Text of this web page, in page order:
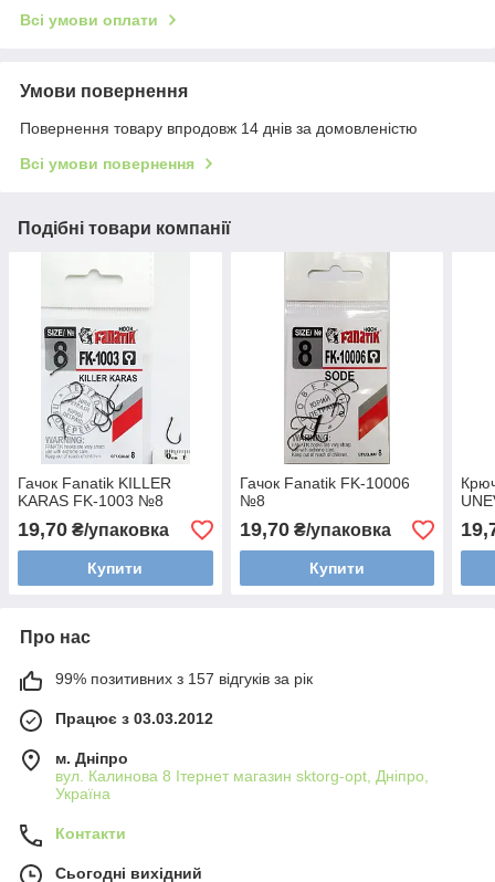
Всі умови оплати
Умови повернення
Повернення товару впродовж 14 днів за домовленістю
Всі умови повернення
Подібні товари компанії
Гачок Fanatik KILLER
KARAS FK-1003 №8
19,70 ₴/упаковка
Купити
Гачок Fanatik FK-10006
№8
19,70₴/упаковка
Купити
Про нас
99% позитивних з 157 відгуків за рік
Працює з 03.03.2012
м. Дніпро
вул. Калинова 8 Ітернет магазин sktorg-opt, Дніпро,
Україна
Контакти
Сьогодні вихідний